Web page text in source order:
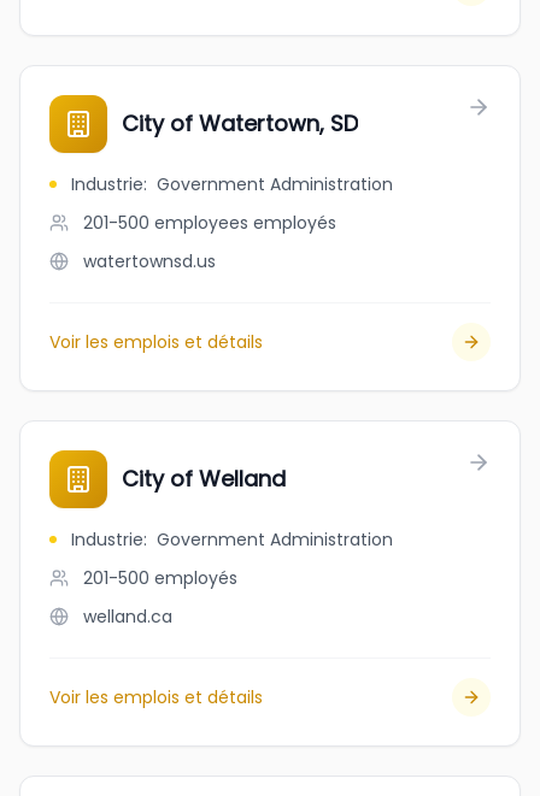
City of Watertown, SD
Industrie: Government Administration
201-500 employees employés
watertownsd.us
Voir les emplois et détails
City of Welland
Industrie: Government Administration
201-500 employés
welland.ca
Voir les emplois et détails